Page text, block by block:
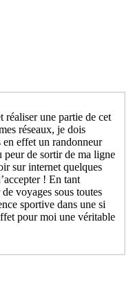
réaliser une partie de cet
réseaux, je dois
en effet un randonneur
peur de sortir de ma ligne
sur internet quelques
! En tant
voyages sous toutes
sportive dans une si
pour moi une véritable